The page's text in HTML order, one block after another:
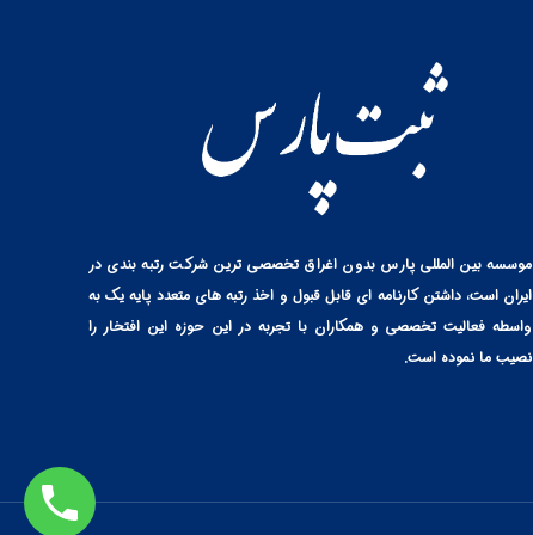
موسسه بین المللی پارس بدون اغراق تخصصی ترین شرکت رتبه بندی در
ایران است، داشتن کارنامه ای قابل قبول و اخذ رتبه های متعدد پایه یک به
واسطه فعالیت تخصصی و همکاران با تجربه در این حوزه این افتخار را
نصیب ما نموده است.